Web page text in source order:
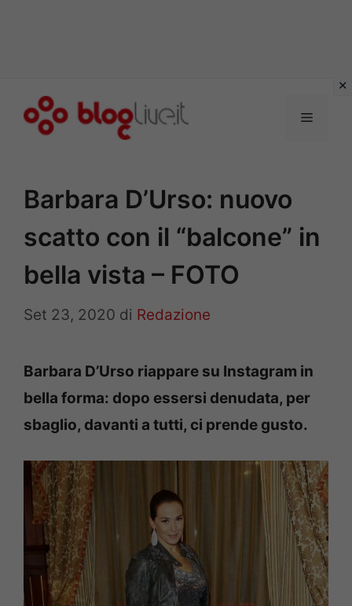
Menu
Barbara D’Urso: nuovo
scatto con il “balcone” in
bella vista – FOTO
Set 23, 2020 di Redazione
Barbara D’Urso riappare su Instagram in
bella forma: dopo essersi denudata, per
sbaglio, davanti a tutti, ci prende gusto.